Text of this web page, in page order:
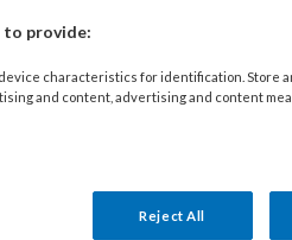
bij
toegepast,
is dat hun
to provide:
characteristics for identification. Store
and content, advertising and content
Reject All